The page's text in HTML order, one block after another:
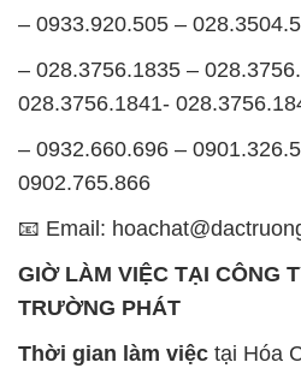
– 0933.920.505 –
– 028.3756.1835 –
028.3756.1841-
– 0932.660.696 –
0902.765.866
📧 Email:
GIỜ LÀM VIỆC TẠI CÔNG
TRƯỜNG PHÁT
Thời gian làm việc tại Hóa